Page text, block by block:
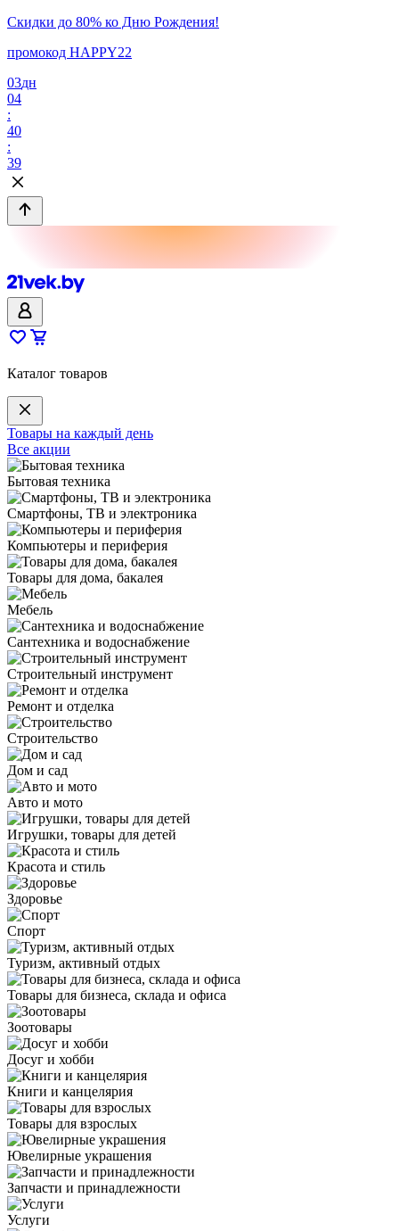
Скидки до 80% ко Дню Рождения!
промокод HAPPY22
03дн
04
:
40
:
39
Каталог товаров
Товары на каждый день
Все акции
Бытовая техника
Смартфоны, ТВ и электроника
Компьютеры и периферия
Товары для дома, бакалея
Мебель
Сантехника и водоснабжение
Строительный инструмент
Ремонт и отделка
Строительство
Дом и сад
Авто и мото
Игрушки, товары для детей
Красота и стиль
Здоровье
Спорт
Туризм, активный отдых
Товары для бизнеса, склада и офиса
Зоотовары
Досуг и хобби
Книги и канцелярия
Товары для взрослых
Ювелирные украшения
Запчасти и принадлежности
Услуги